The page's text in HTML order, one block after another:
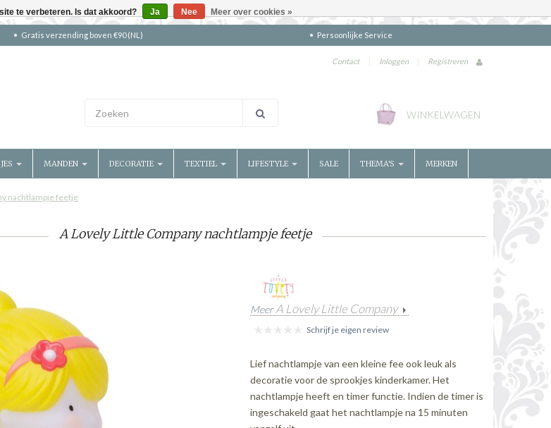
Gratis verzending boven €90 (NL) Persoonlijke Service
Contact | Inloggen | Registreren
WINKELWAGEN
MANDEN DECORATIE TEXTIEL LIFESTYLE SALE THEMA'S MERKEN
nachtlampje feetje
A Lovely Little Company nachtlampje feetje
MeerA Lovely Little Company
Schrijf je eigen review
Lief nachtlampje van een kleine fee ook leuk als
decoratie voor de sprookjes kinderkamer. Het
nachtlampje heeft en timer functie. Indien de timer is
ingeschakeld gaat het nachtlampje na 15 minuten
te verbeteren. Is dat akkoord? Ja Nee Meer over cookies »